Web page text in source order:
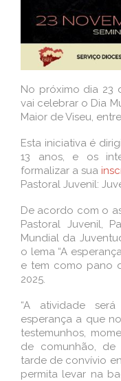
No próximo dia 23
vai celebrar o Dia
Maior de Viseu,
Esta iniciativa é
13 anos, e os
formalizar a sua
Pastoral Juvenil:
De acordo com o
Pastoral Juvenil,
Mundial da
o lema “A
e tem como pano
2025.
“A atividade
esperança a que
testemunhos,
de comunhão, de
tarde de convívio
permita levar na